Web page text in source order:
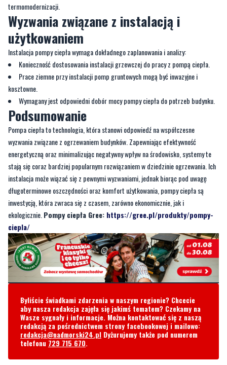
termomodernizacji.
Wyzwania związane z instalacją i
użytkowaniem
Instalacja pompy ciepła wymaga dokładnego zaplanowania i analizy:
Konieczność dostosowania instalacji grzewczej do pracy z pompą ciepła.
Prace ziemne przy instalacji pomp gruntowych mogą być inwazyjne i
kosztowne.
Wymagany jest odpowiedni dobór mocy pompy ciepła do potrzeb budynku.
Podsumowanie
Pompa ciepłato technologia, która stanowi odpowiedź na współczesne
wyzwania związane z ogrzewaniem budynków. Zapewniając efektywność
energetyczną oraz minimalizując negatywny wpływ na środowisko, systemy te
stają się coraz bardziej popularnym rozwiązaniem w dziedzinie ogrzewania. Ich
instalacja może wiązać się z pewnymi wyzwaniami, jednak biorąc pod uwagę
długoterminowe oszczędności oraz komfort użytkowania, pompy ciepła są
inwestycją, która zwraca się z czasem, zarówno ekonomicznie, jak i
ekologicznie. Pompy ciepła Gree: https://gree.pl/produkty/pompy-
ciepla/
Byliście świadkami zdarzenia w naszym regionie? Chcecie
aby nasza redakcja zajęła się jakimś tematem? Czekamy na
Wasze sygnały i informacje. Można kontaktować się z naszą
redakcją za pośrednictwem strony facebookowej i mailowo:
redakcja@nadmorski24.pl Dyżurujemy także pod numerem
telefonu 729 715 670.